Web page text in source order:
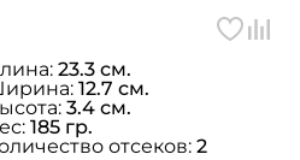
23.3 см.
12.7 см.
3.4 см.
185 гр.
отсеков: 2